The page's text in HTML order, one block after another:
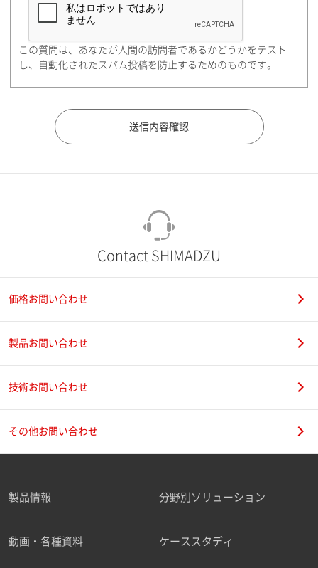
住所検索
都道府県（勤務先）
ご勤務先
この質問は、あなたが人間の訪問者であるかどうかをテスト
し、自動化されたスパム投稿を防止するためのものです。
Contact SHIMADZU
価格お問い合わせ
製品お問い合わせ
技術お問い合わせ
その他お問い合わせ
製品情報 分野別ソリューション
動画・各種資料 ケーススタディ